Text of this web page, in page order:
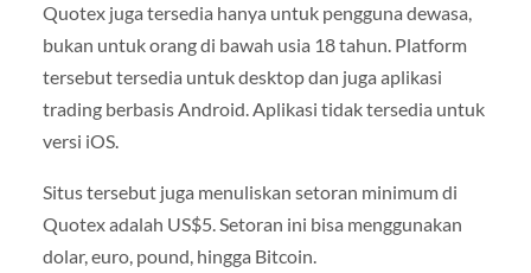
Quotex juga tersedia hanya untuk pengguna dewasa,
bukan untuk orang di bawah usia 18 tahun. Platform
tersebut tersedia untuk desktop dan juga aplikasi
trading berbasis Android. Aplikasi tidak tersedia untuk
versi iOS.
Situs tersebut juga menuliskan setoran minimum di
Quotex adalah US$5. Setoran ini bisa menggunakan
dolar, euro, pound, hingga Bitcoin.